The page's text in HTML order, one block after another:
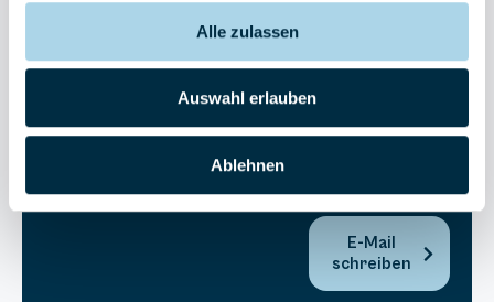
Alle zulassen
Auswahl erlauben
Ablehnen
038393-
Anlage
Sterne
E-Mail
schreiben